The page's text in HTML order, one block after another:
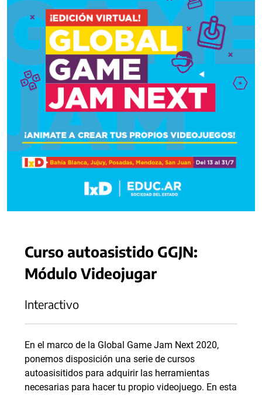
Curso autoasistido GGJN:
Módulo Videojugar
Interactivo
En el marco de la Global Game Jam Next 2020,
ponemos disposición una serie de cursos
autoasisitidos para adquirir las herramientas
necesarias para hacer tu propio videojuego. En esta